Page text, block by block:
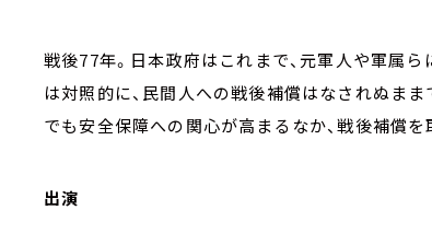
戦後77年。日本政府はこれまで、元軍人や軍属
は対照的に、民間人への戦後補償はなされぬま
でも安全保障への関心が高まるなか、戦後補償を
出演